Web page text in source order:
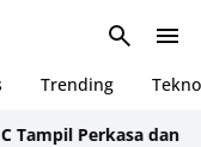
Trending Tekno
Perkasa dan